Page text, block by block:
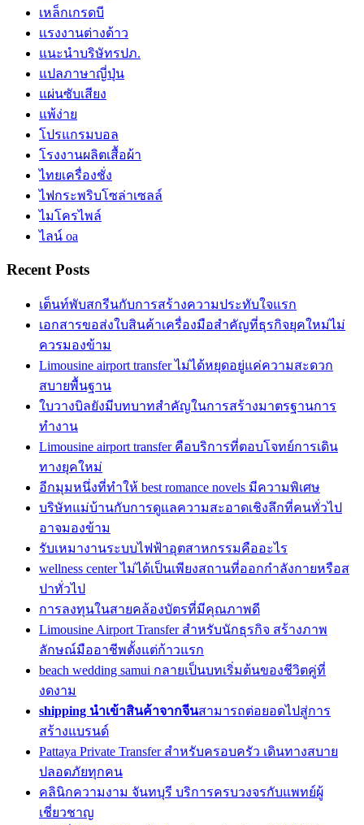
เหล็กเกรดบี
เเรงงานต่างด้าว
แนะนำบริษัทรปภ.
แปลภาษาญี่ปุ่น
แผ่นซับเสียง
แพ้ง่าย
โปรแกรมบอล
โรงงานผลิตเสื้อผ้า
ไทยเครื่องชั่ง
ไฟกระพริบโซล่าเซลล์
ไมโครไพล์
ไลน์ oa
Recent Posts
เต็นท์พับสกรีนกับการสร้างความประทับใจแรก
เอกสารขอส่งใบสินค้าเครื่องมือสำคัญที่ธุรกิจยุคใหม่ไม่
ควรมองข้าม
Limousine airport transfer ไม่ได้หยุดอยู่แค่ความสะดวก
สบายพื้นฐาน
ใบวางบิลยังมีบทบาทสำคัญในการสร้างมาตรฐานการ
ทำงาน
Limousine airport transfer คือบริการที่ตอบโจทย์การเดิน
ทางยุคใหม่
อีกมุมหนึ่งที่ทำให้ best romance novels มีความพิเศษ
บริษัทแม่บ้านกับการดูแลความสะอาดเชิงลึกที่คนทั่วไป
อาจมองข้าม
รับเหมางานระบบไฟฟ้าอุตสาหกรรมคืออะไร
wellness center ไม่ได้เป็นเพียงสถานที่ออกกำลังกายหรือส
ปาทั่วไป
การลงทุนในสายคล้องบัตรที่มีคุณภาพดี
Limousine Airport Transfer สำหรับนักธุรกิจ สร้างภาพ
ลักษณ์มืออาชีพตั้งแต่ก้าวแรก
beach wedding samui กลายเป็นบทเริ่มต้นของชีวิตคู่ที่
งดงาม
shipping นำเข้าสินค้าจากจีนสามารถต่อยอดไปสู่การ
สร้างแบรนด์
Pattaya Private Transfer สำหรับครอบครัว เดินทางสบาย
ปลอดภัยทุกคน
คลินิกความงาม จันทบุรี บริการครบวงจรกับแพทย์ผู้
เชี่ยวชาญ